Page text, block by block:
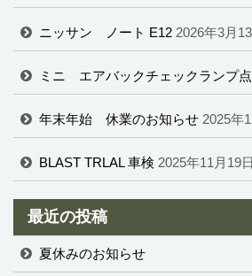
ニッサン ノート E12 2026年3月
ミニ エアバックチェックランプ
年末年始 休業のお知らせ 2025年
BLAST TRLAL 車検 2025年11月19日
最近の投稿
夏休みのお知らせ